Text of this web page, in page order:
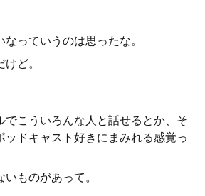
っていうのは思ったな。
ど。
でこういろんな人と話せるとか、そ
ッドキャスト好きにまみれる感覚っ
ものがあって。